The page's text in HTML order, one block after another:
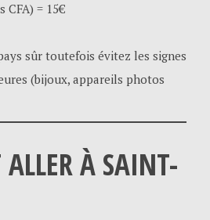
CFA) = 15€
sûr toutefois évitez les signes
(bijoux, appareils photos
À SAINT-